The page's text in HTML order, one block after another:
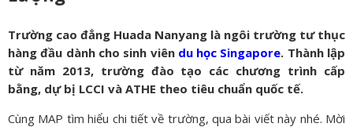
Trường cao đẳng Huada Nanyang là ngôi trường tư thục
hàng đầu dành cho sinh viên du học Singapore. Thành lập
từ năm 2013, trường đào tạo các chương trình cấp
bằng, dự bị LCCI và ATHE theo tiêu chuẩn quốc tế.
Cùng MAP tìm hiểu chi tiết về trường, qua bài viết này nhé. Mời